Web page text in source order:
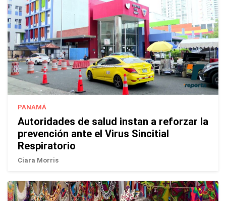
PANAMÁ
Autoridades de salud instan a reforzar la
prevención ante el Virus Sincitial
Respiratorio
Ciara Morris